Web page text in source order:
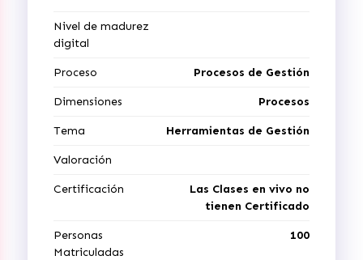
Nivel de madurez
digital
Proceso Procesos de Gestión
Dimensiones Procesos
Tema Herramientas de Gestión
Valoración
Certificación
Las Clases en vivo no
tienen Certificado
Personas
Matriculadas
100